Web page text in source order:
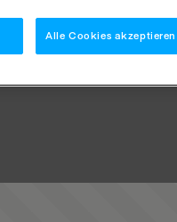
Alle Cookies akzeptieren